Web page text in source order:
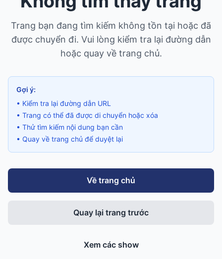
Trang bạn đang tìm kiếm không tồn tại hoặc đã
được chuyển đi. Vui lòng kiểm tra lại đường dẫn
hoặc quay về trang chủ.
Gợi ý:
• Kiểm tra lại đường dẫn URL
• Trang có thể đã được di chuyển hoặc xóa
• Thử tìm kiếm nội dung bạn cần
• Quay về trang chủ để duyệt lại
Về trang chủ
Quay lại trang trước
Xem các show